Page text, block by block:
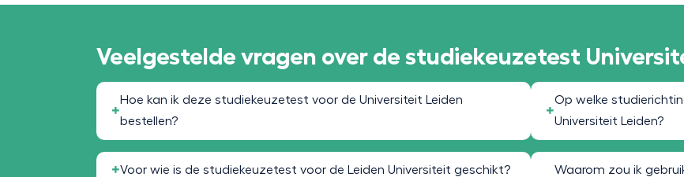
Veelgestelde vragen over de studiekeuzetest
Hoe kan ik deze studiekeuzetest voor de Universiteit Leiden
bestellen?
Voor wie is de studiekeuzetest voor de Leiden Universiteit geschikt?
Op welke
Universiteit Leiden?
Waarom zou ik